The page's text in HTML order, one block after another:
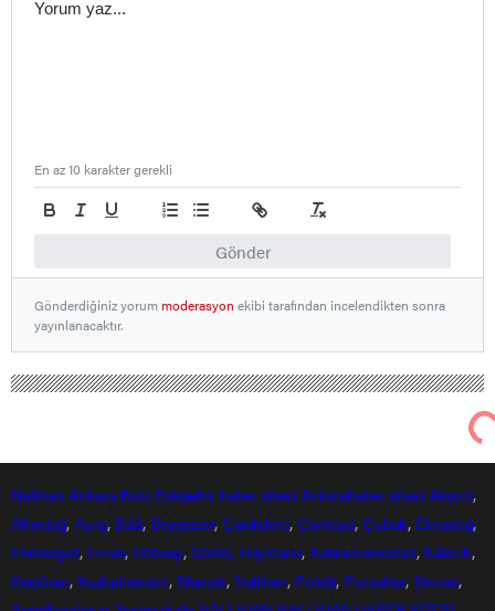
Gönder
En az 10 karakter gerekli
Gönderdiğiniz yorummoderasyon ekibi tarafından incelendikten sonra
yayınlanacaktır.
gerçekleştirdi